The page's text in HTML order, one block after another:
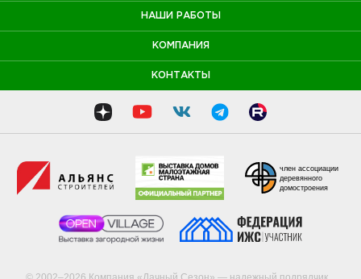
НАШИ РАБОТЫ
КОМПАНИЯ
КОНТАКТЫ
член ассоциации
деревянного
домостроения